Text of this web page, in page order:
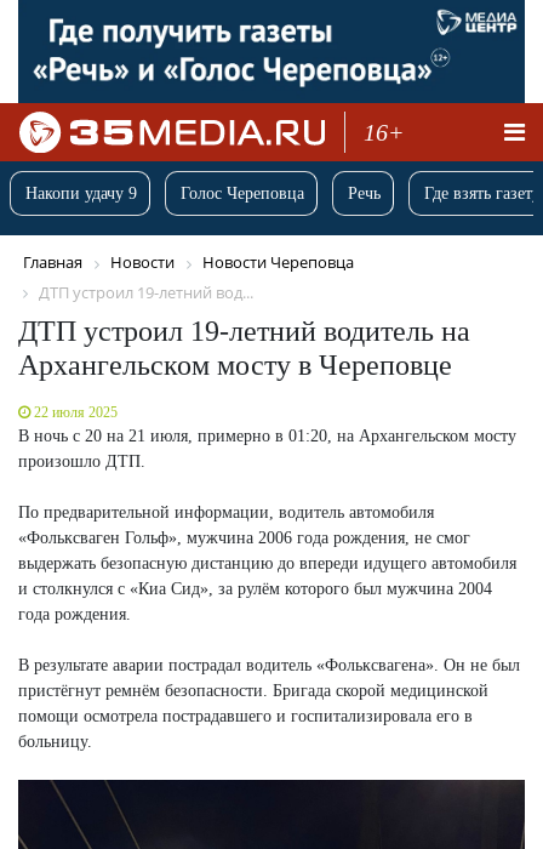
16+
Накопи удачу 9 Голос Череповца Речь Где взять
Главная Новости
Новости Череповца
ДТП устроил 19-летний вод...
ДТП устроил 19-летний водитель на
Архангельском мосту в Череповце
22 июля 2025
В ночь с 20 на 21 июля, примерно в 01:20, на Архангельском мосту
произошло ДТП.
По предварительной информации, водитель автомобиля
«Фольксваген Гольф», мужчина 2006 года рождения, не смог
выдержать безопасную дистанцию до впереди идущего автомобиля
и столкнулся с «Киа Сид», за рулём которого был мужчина 2004
года рождения.
В результате аварии пострадал водитель «Фольксвагена». Он не был
пристёгнут ремнём безопасности. Бригада скорой медицинской
помощи осмотрела пострадавшего и госпитализировала его в
больницу.